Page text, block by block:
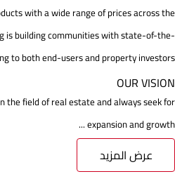
with a wide range of prices across the
is building communities with state-of-the-
to both end-users and property investors.
OUR VISION
the field of real estate and always seek for
expansion and growth ...
عرض المزيد